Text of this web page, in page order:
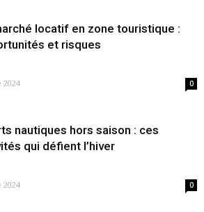
locatif en zone touristique :
et risques
0
nautiques hors saison : ces
qui défient l’hiver
0